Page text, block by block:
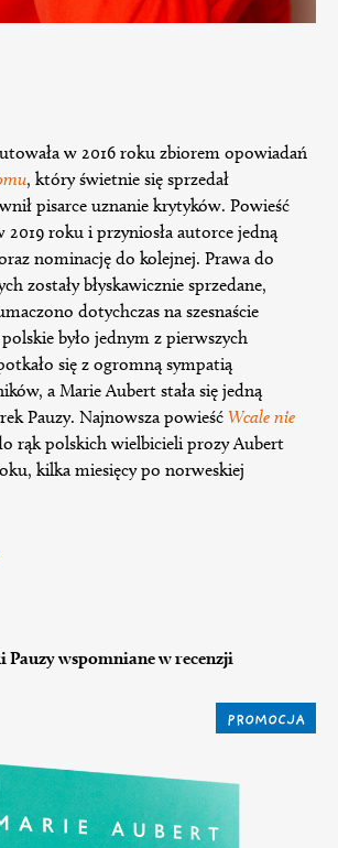
w 2016 roku zbiorem opowiadań
, który świetnie się sprzedał
pisarce uznanie krytyków. Powieść
2019 roku i przyniosła autorce jedną
nominację do kolejnej. Prawa do
zostały błyskawicznie sprzedane,
dotychczas na szesnaście
było jednym z pierwszych
się z ogromną sympatią
a Marie Aubert stała się jedną
Pauzy. Najnowsza powieść Wcale nie
rąk polskich wielbicieli prozy Aubert
kilka miesięcy po norweskiej
Pauzy wspomniane w recenzji
PROMOCJA